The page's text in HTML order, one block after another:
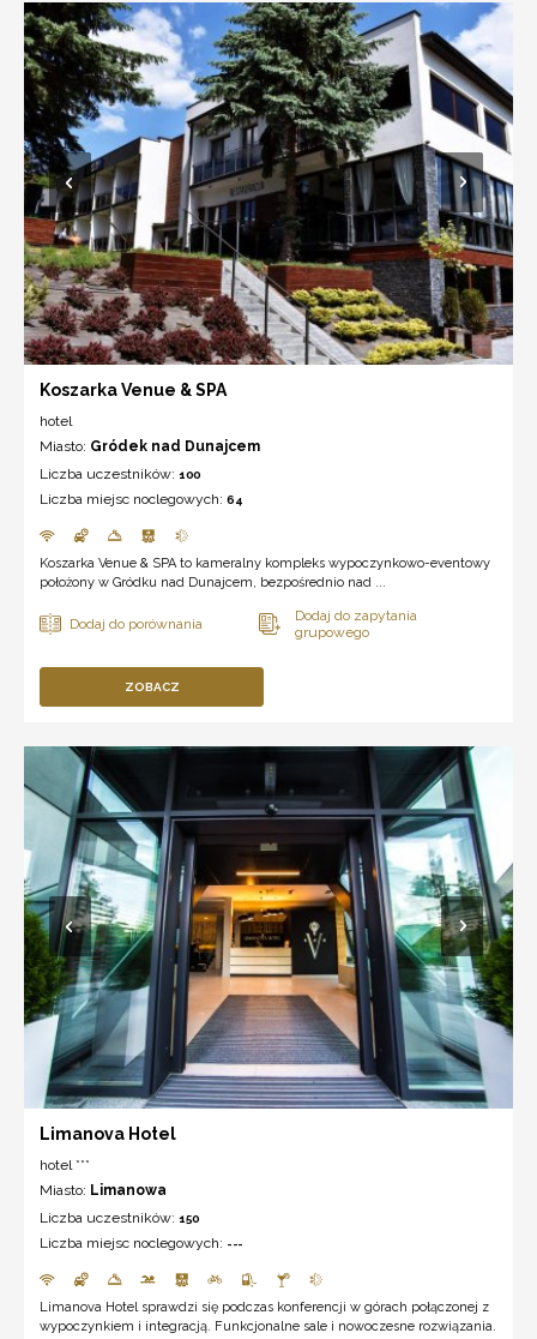
Koszarka Venue & SPA
hotel
Miasto: Gródek nad Dunajcem
Liczba uczestników: 100
Liczba miejsc noclegowych: 64
Koszarka Venue & SPA to kameralny kompleks wypoczynkowo-eventowy
położony w Gródku nad Dunajcem, bezpośrednio nad ...
ZOBACZ
Limanova Hotel
hotel ***
Miasto: Limanowa
Liczba uczestników: 150
Liczba miejsc noclegowych: ---
Limanova Hotel sprawdzi się podczas konferencji w górach połączonej z
wypoczynkiem i integracją. Funkcjonalne sale i nowoczesne rozwiązania.